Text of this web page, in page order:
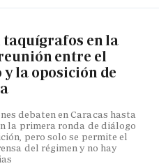
taquígrafos en la
entre el
y la oposición de
debaten en Caracas hasta
la primera ronda de diálogo
pero solo se permite el
del régimen y no hay